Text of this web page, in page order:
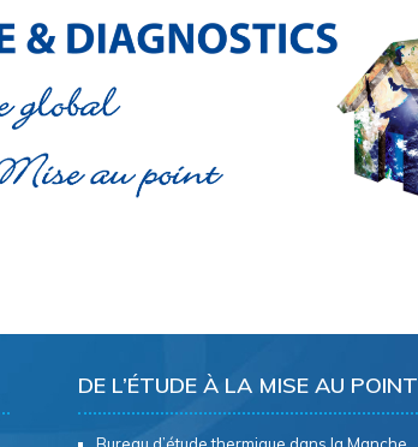
DE L’ÉTUDE À LA MISE AU POINT